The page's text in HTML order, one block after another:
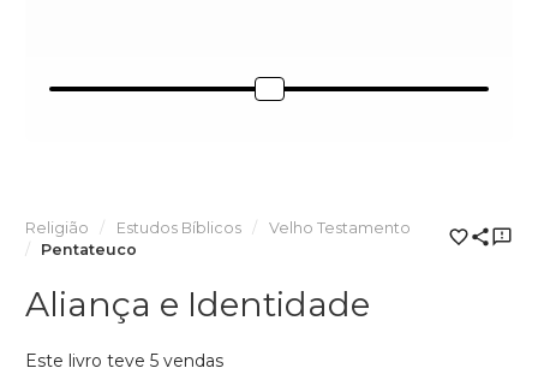
Religião Estudos Bíblicos
Velho Testamento
Pentateuco
Aliança e Identidade
Este livro teve 5 vendas